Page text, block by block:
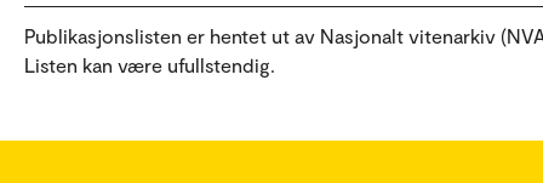
Publikasjonslisten er hentet ut av Nasjonalt vitenarkiv
Listen kan være ufullstendig.